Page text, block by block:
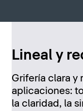
Lineal y
Grifería clara y
aplicaciones:
la claridad, la